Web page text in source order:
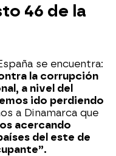
46 de la
se encuentra:
la corrupción
a nivel del
ido perdiendo
a Dinamarca que
acercando
del este de